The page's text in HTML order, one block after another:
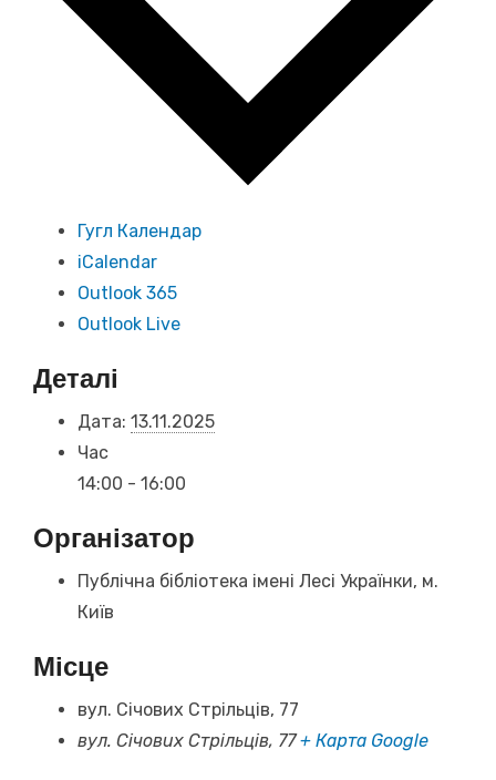
Гугл Календар
iCalendar
Outlook 365
Outlook Live
Деталі
Дата: 13.11.2025
Час
14:00 - 16:00
Організатор
Публічна бібліотека імені Лесі Українки, м.
Київ
Місце
вул. Січових Стрільців, 77
вул. Січових Стрільців, 77 + Карта Google